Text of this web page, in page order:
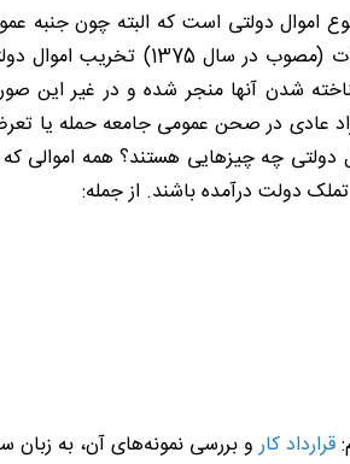
اموال دولتی است که البته چون جنبه
نخواهد بود. در ماده 683 قانون
دولت درآمده باشند. از جمله:
قرارداد کارو بررسی نمونه‌های آن، به زبان